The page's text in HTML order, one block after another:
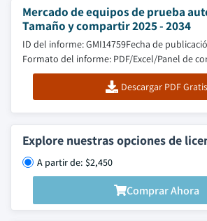
Mercado de equipos de prueba
Tamaño y compartir 2025 - 2034
ID del informe: GMI14759Fecha de
Formato del informe: PDF/Excel/Panel de
Descargar PDF Gratis
Explore nuestras opciones de
A partir de: $2,450
Comprar Ahora